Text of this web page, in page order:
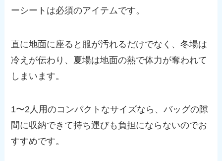
ーシートは必須のアイテムです。
直に地面に座ると服が汚れるだけでなく、冬場は
冷えが伝わり、夏場は地面の熱で体力が奪われて
しまいます。
1〜2人用のコンパクトなサイズなら、バッグの隙
間に収納できて持ち運びも負担にならないのでお
すすめです。